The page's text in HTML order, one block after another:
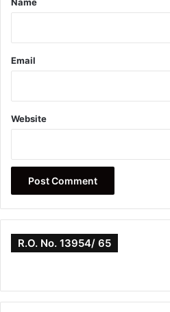
Name
Email
Website
R.O. No. 13954/ 65